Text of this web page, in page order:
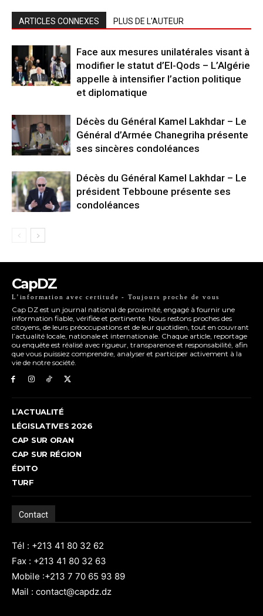
ARTICLES CONNEXES PLUS DE L'AUTEUR
Face aux mesures unilatérales visant à
modifier le statut d’El-Qods – L’Algérie
appelle à intensifier l’action politique
et diplomatique
Décès du Général Kamel Lakhdar – Le
Général d’Armée Chanegriha présente
ses sincères condoléances
Décès du Général Kamel Lakhdar – Le
président Tebboune présente ses
condoléances
CapDZ
L’information avec certitude - Toujours proche de vous
Cap DZ est un journal national de proximité, engagé à fournir une
information fiable, vérifiée et pertinente. Nous restons proches des
citoyens, de leurs préoccupations et de leur quotidien, tout en couvrant
l’actualité locale, nationale et internationale. Chaque article, reportage
ou enquête est réalisé avec rigueur, transparence et responsabilité, afin
que vous puissiez comprendre, analyser et participer activement à la
vie de notre société.
L’ACTUALITÉ
LÉGISLATIVES 2026
CAP SUR ORAN
CAP SUR RÉGION
ÉDITO
TURF
Contact
Tél : +213 41 80 32 62
Fax : +213 41 80 32 63
Mobile :+213 7 70 65 93 89
Mail : contact@capdz.dz